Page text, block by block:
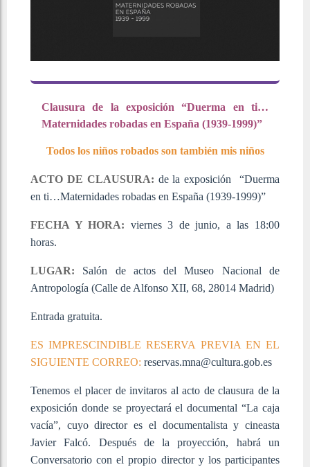
Clausura de la exposición “Duerma en ti…
Maternidades robadas en España (1939-1999)”
Todos los niños robados son también mis niños
ACTO DE CLAUSURA: de la exposición “Duerma
en ti…Maternidades robadas en España (1939-1999)”
FECHA Y HORA: viernes 3 de junio, a las 18:00
horas.
LUGAR: Salón de actos del Museo Nacional de
Antropología (Calle de Alfonso XII, 68, 28014 Madrid)
Entrada gratuita.
ES IMPRESCINDIBLE RESERVA PREVIA EN EL
SIGUIENTE CORREO: reservas.mna@cultura.gob.es
Tenemos el placer de invitaros al acto de clausura de la
exposición donde se proyectará el documental “La caja
vacía”, cuyo director es el documentalista y cineasta
Javier Falcó. Después de la proyección, habrá un
Conversatorio con el propio director y los participantes